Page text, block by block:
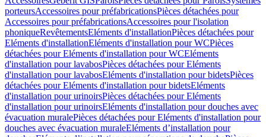
porteursAccessoires pour préfabricationsPièces détachées pour
Accessoires pour préfabricationsAccessoires pour l'isolation
phoniqueRevêtementsEléments d'installationPièces détachées pour
Eléments d'installationEléments d'installation pour WCPièces
détachées pour Eléments d'installation pour WCEléments
d'installation pour lavabosPièces détachées pour Eléments
d'installation pour lavabosEléments d'installation pour bidetsPièces
détachées pour Eléments d'installation pour bidetsEléments
d'installation pour urinoirsPièces détachées pour Eléments
d'installation pour urinoirsEléments d'installation pour douches avec
évacuation muralePièces détachées pour Eléments d'installation pour
douches avec évacuation muraleEléments d’installation pour